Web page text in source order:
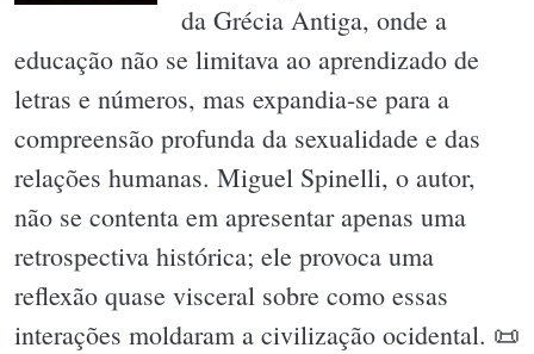
da Grécia Antiga, onde a
educação não se limitava ao aprendizado de
letras e números, mas expandia-se para a
compreensão profunda da sexualidade e das
relações humanas. Miguel Spinelli, o autor,
não se contenta em apresentar apenas uma
retrospectiva histórica; ele provoca uma
reflexão quase visceral sobre como essas
interações moldaram a civilização ocidental. 📜